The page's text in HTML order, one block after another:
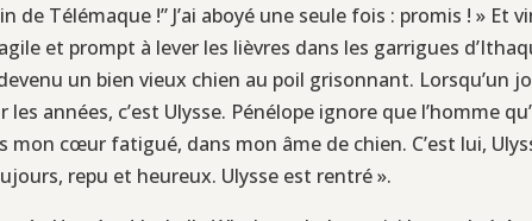
de Télémaque !” J’ai aboyé une seule fois : promis ! » Et
et prompt à lever les lièvres dans les garrigues
un bien vieux chien au poil grisonnant. Lorsqu’un
années, c’est Ulysse. Pénélope ignore que l’homme
cœur fatigué, dans mon âme de chien. C’est lui,
repu et heureux. Ulysse est rentré ».